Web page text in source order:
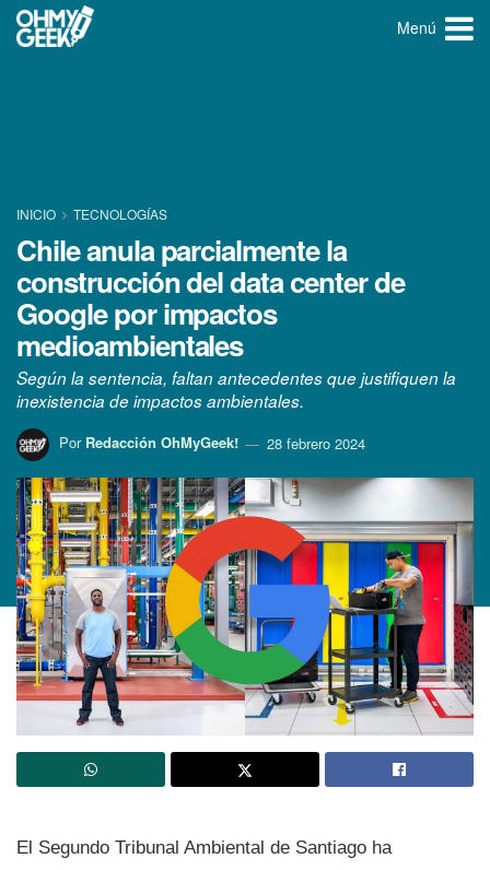
Menú
INICIO TECNOLOGÍ­AS
Chile anula parcialmente la
construcción del data center de
Google por impactos
medioambientales
Según la sentencia, faltan antecedentes que justifiquen la
inexistencia de impactos ambientales.
Por Redacción OhMyGeek! 28 febrero 2024
El Segundo Tribunal Ambiental de Santiago ha